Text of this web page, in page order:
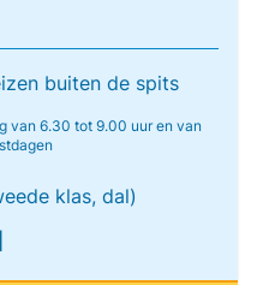
buiten de spits
van 6.30 tot 9.00 uur en van
klas, dal)